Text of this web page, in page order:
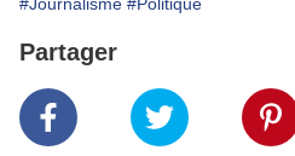
Partager